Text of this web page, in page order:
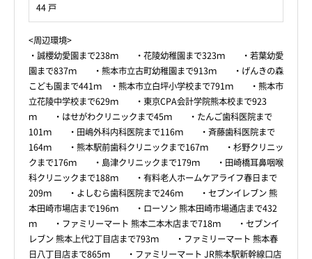
44 戸
<周辺環境>
・誠櫻幼愛園まで238ｍ ・花陵幼稚園まで323ｍ ・若葉幼愛
園まで837ｍ ・熊本市立古町幼稚園まで913ｍ ・げんきの森
こども園まで441ｍ ・熊本市立白坪小学校まで791ｍ ・熊本市
立花陵中学校まで629ｍ ・東京CPA会計学院熊本校まで923
ｍ ・はせがわクリニックまで45ｍ ・たんご歯科医院まで
101ｍ ・田嶋外科内科医院まで116ｍ ・斉藤歯科医院まで
164ｍ ・熊本駅前歯科クリニックまで167ｍ ・杉野クリニッ
クまで176ｍ ・島津クリニックまで179ｍ ・田崎橋耳鼻咽喉
科クリニックまで188ｍ ・有料老人ホームケアライフ春日まで
209ｍ ・よしむら歯科医院まで246ｍ ・セブンイレブン 熊
本田崎市場店まで196ｍ ・ローソン 熊本田崎市場通店まで432
ｍ ・ファミリーマート 熊本二本木店まで718ｍ ・セブンイ
レブン 熊本上代2丁目店まで793ｍ ・ファミリーマート 熊本春
日八丁目店まで865ｍ ・ファミリーマート JR熊本駅新幹線口店